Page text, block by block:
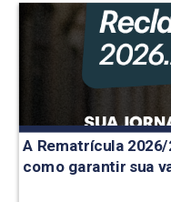
A Rematrícula
como garantir sua